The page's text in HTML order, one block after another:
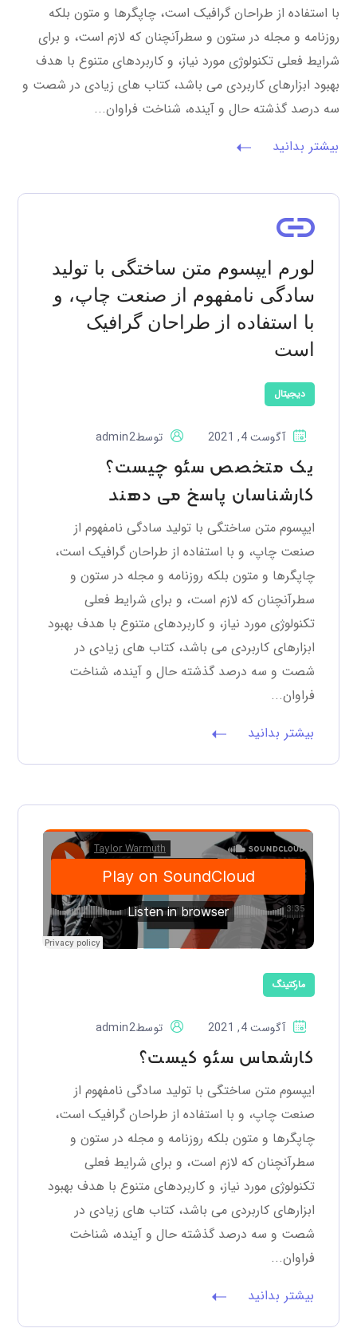
با استفاده از طراحان گرافیک است، چاپگرها و متون بلکه
روزنامه و مجله در ستون و سطرآنچنان که لازم است، و برای
شرایط فعلی تکنولوژی مورد نیاز، و کاربردهای متنوع با هدف
بهبود ابزارهای کاربردی می باشد، کتاب های زیادی در شصت و
سه درصد گذشته حال و آینده، شناخت فراوان...
بیشتر بدانید
لورم ایپسوم متن ساختگی با تولید
سادگی نامفهوم از صنعت چاپ، و
با استفاده از طراحان گرافیک
است
دیجیتال
آگوست 4, 2021 توسطadmin2
یک متخصص سئو چیست؟
کارشناسان پاسخ می دهند
ایپسوم متن ساختگی با تولید سادگی نامفهوم از
صنعت چاپ، و با استفاده از طراحان گرافیک است،
چاپگرها و متون بلکه روزنامه و مجله در ستون و
سطرآنچنان که لازم است، و برای شرایط فعلی
تکنولوژی مورد نیاز، و کاربردهای متنوع با هدف بهبود
ابزارهای کاربردی می باشد، کتاب های زیادی در
شصت و سه درصد گذشته حال و آینده، شناخت
فراوان...
بیشتر بدانید
مارکتینگ
آگوست 4, 2021 توسطadmin2
کارشماس سئو کیست؟
ایپسوم متن ساختگی با تولید سادگی نامفهوم از
صنعت چاپ، و با استفاده از طراحان گرافیک است،
چاپگرها و متون بلکه روزنامه و مجله در ستون و
سطرآنچنان که لازم است، و برای شرایط فعلی
تکنولوژی مورد نیاز، و کاربردهای متنوع با هدف بهبود
ابزارهای کاربردی می باشد، کتاب های زیادی در
شصت و سه درصد گذشته حال و آینده، شناخت
فراوان...
بیشتر بدانید